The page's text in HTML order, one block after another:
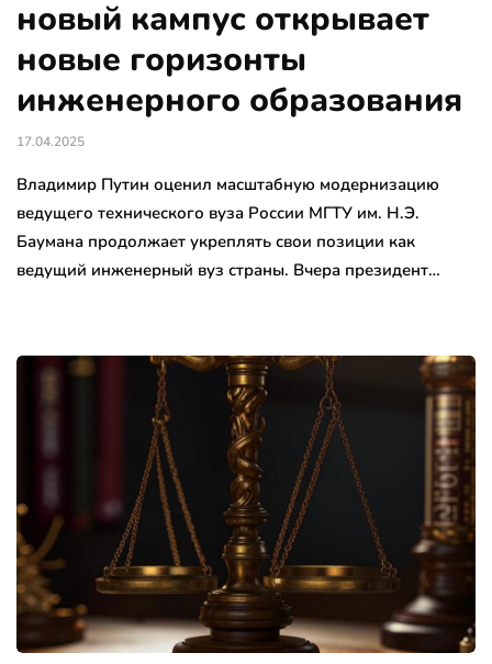
новый кампус открывает
новые горизонты
инженерного образования
17.04.2025
Владимир Путин оценил масштабную модернизацию
ведущего технического вуза России МГТУ им. Н.Э.
Баумана продолжает укреплять свои позиции как
ведущий инженерный вуз страны. Вчера президент…